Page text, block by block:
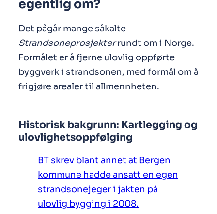
egentlig om?
Det pågår mange såkalte
Strandsoneprosjekterrundt om i Norge.
Formålet er å fjerne ulovlig oppførte
byggverk i strandsonen, med formål om å
frigjøre arealer til allmennheten.
Historisk bakgrunn: Kartlegging og
ulovlighetsoppfølging
BT skrev blant annet at Bergen
kommune hadde ansatt en egen
strandsonejeger i jakten på
ulovlig bygging i 2008.